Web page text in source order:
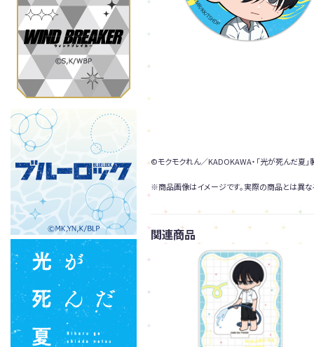
©モクモクれん／KADOKAWA・「光が死んだ夏
※商品画像はイメージです。実際の商品とは異な
関連商品